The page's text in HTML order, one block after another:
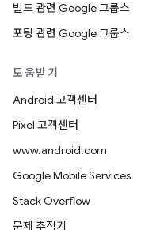
빌드 관련 Google 그룹스
포팅 관련 Google 그룹스
도움받기
Android 고객센터
Pixel 고객센터
www.android.com
Google Mobile Services
Stack Overflow
문제 추적기